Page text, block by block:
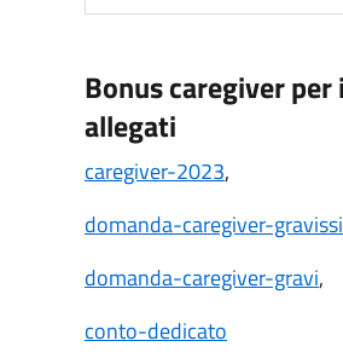
Bonus caregiver
allegati
caregiver-2023,
domanda-caregiver-
domanda-caregiver-gravi,
conto-dedicato